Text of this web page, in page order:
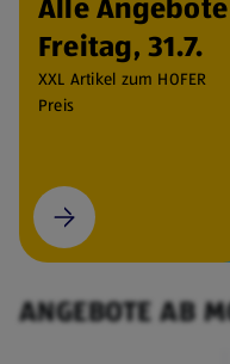
Alle
Freitag, 31.7.
XXL Artikel zum HOFER
Preis
ANGEBOTE AB